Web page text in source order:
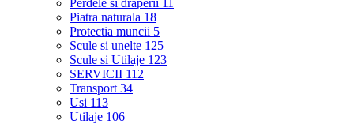
Perdele si draperii 11
Piatra naturala 18
Protectia muncii 5
Scule si unelte 125
Scule si Utilaje 123
SERVICII 112
Transport 34
Usi 113
Utilaje 106